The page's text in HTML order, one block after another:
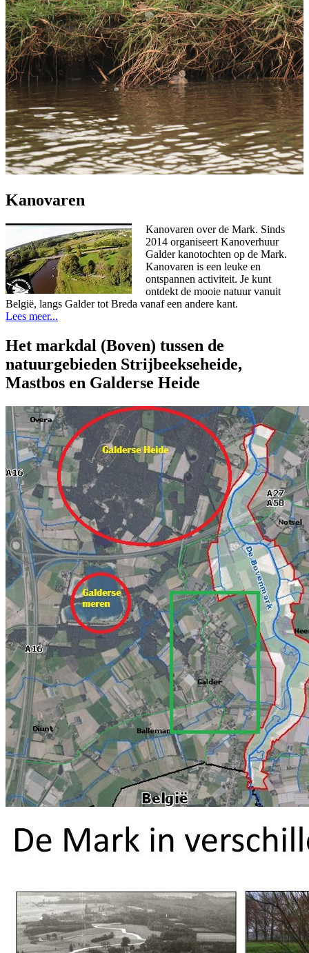
Kanovaren
Kanovaren over de Mark. Sinds
2014 organiseert Kanoverhuur
Galder kanotochten op de Mark.
Kanovaren is een leuke en
ontspannen activiteit. Je kunt
ontdekt de mooie natuur vanuit
België, langs Galder tot Breda vanaf een andere kant.
Lees meer...
Het markdal (Boven) tussen de
natuurgebieden Strijbeekseheide,
Mastbos en Galderse Heide